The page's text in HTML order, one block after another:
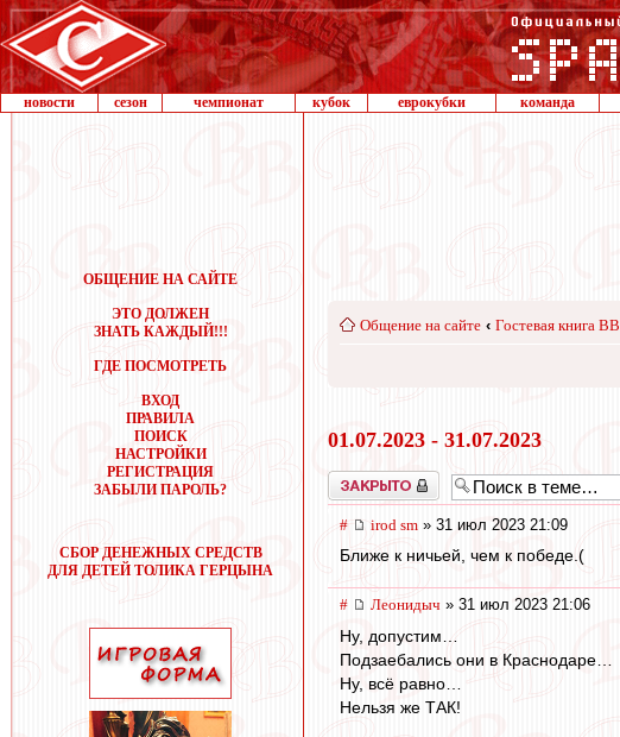
новости сезон чемпионат кубок еврокубки команда
ОБЩЕНИЕ НА САЙТЕ
ЭТО ДОЛЖЕН
ЗНАТЬ КАЖДЫЙ!!!
ГДЕ ПОСМОТРЕТЬ
ВХОД
ПРАВИЛА
ПОИСК
НАСТРОЙКИ
РЕГИСТРАЦИЯ
ЗАБЫЛИ ПАРОЛЬ?
СБОР ДЕНЕЖНЫХ СРЕДСТВ
ДЛЯ ДЕТЕЙ ТОЛИКА ГЕРЦЫНА
Общение на сайте ‹ Гостевая книга ВВ
01.07.2023 - 31.07.2023
Закрыто
# irod sm » 31 июл 2023 21:09
Ближе к ничьей, чем к победе.(
# Леонидыч » 31 июл 2023 21:06
Ну, допустим…
Подзаебались они в Краснодаре…
Ну, всё равно…
Нельзя же ТАК!